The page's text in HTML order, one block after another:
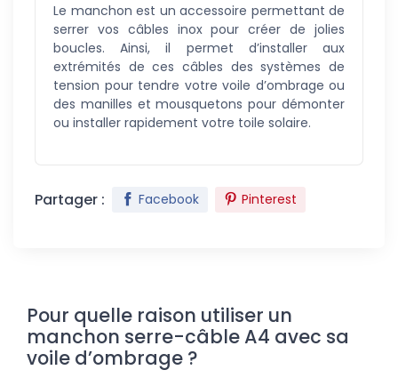
Le manchon est un accessoire permettant de
serrer vos câbles inox pour créer de jolies
boucles. Ainsi, il permet d’installer aux
extrémités de ces câbles des systèmes de
tension pour tendre votre voile d’ombrage ou
des manilles et mousquetons pour démonter
ou installer rapidement votre toile solaire.
Partager : Facebook Pinterest
Pour quelle raison utiliser un
manchon serre-câble A4 avec sa
voile d’ombrage ?